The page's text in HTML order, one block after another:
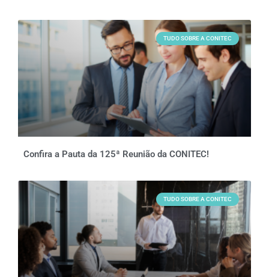
TUDO SOBRE A CONITEC
Confira a Pauta da 125ª Reunião da CONITEC!
TUDO SOBRE A CONITEC